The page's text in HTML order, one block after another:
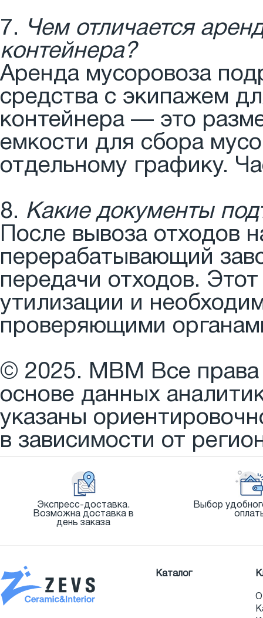
7. Чем отличается
контейнера?
Аренда мусоровоза
средства с экипажем
контейнера — это
емкости для сбора
отдельному графику.
8. Какие документы
После вывоза отходов
перерабатывающий
передачи отходов.
утилизации и
проверяющими
© 2025. МВМ Все права
основе данных
указаны
в зависимости от
Экспресс-доставка.
Возможна доставка в
день заказа
Выбор
Каталог
О